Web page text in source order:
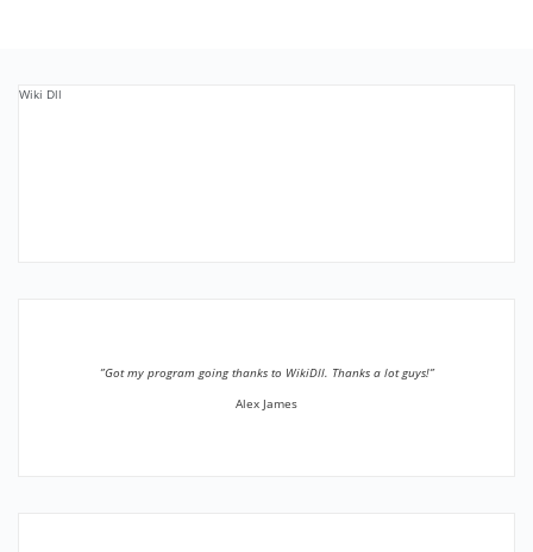
Wiki Dll
”Got my program going thanks to WikiDll. Thanks a lot guys!”
Alex James